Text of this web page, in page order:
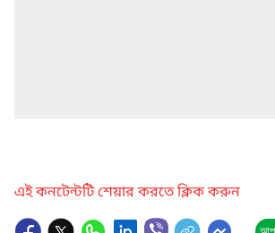
এই কনটেন্টটি শেয়ার করতে ক্লিক করুন